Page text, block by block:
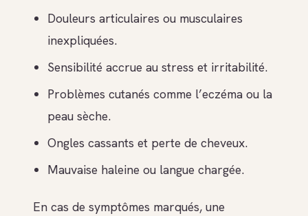
Douleurs articulaires ou musculaires
inexpliquées.
Sensibilité accrue au stress et irritabilité.
Problèmes cutanés comme l’eczéma ou la
peau sèche.
Ongles cassants et perte de cheveux.
Mauvaise haleine ou langue chargée.
En cas de symptômes marqués, une